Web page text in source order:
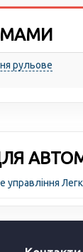
рульове
управління